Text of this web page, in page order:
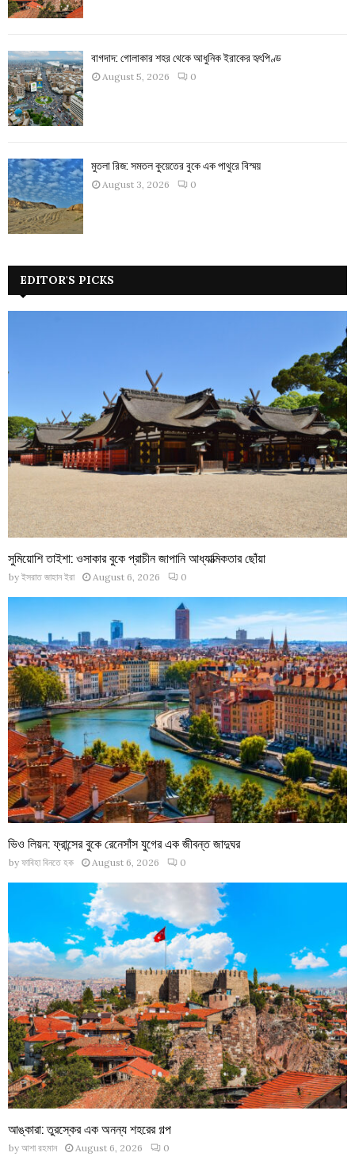
বাগদাদ: গোলাকার শহর থেকে আধুনিক ইরাকের হৃৎপিণ্ড
August 5, 2026 0
মুতলা রিজ: সমতল কুয়েতের বুকে এক পাথুরে বিস্ময়
August 3, 2026 0
EDITOR'S PICKS
সুমিয়োশি তাইশা: ওসাকার বুকে প্রাচীন জাপানি আধ্যাত্মিকতার ছোঁয়া
by ইসরাত জাহান ইরা August 6, 2026 0
ভিও লিয়ন: ফ্রান্সের বুকে রেনেসাঁস যুগের এক জীবন্ত জাদুঘর
by ফাবিহা বিনতে হক August 6, 2026 0
আঙ্কারা: তুরস্কের এক অনন্য শহরের গল্প
by আশা রহমান August 6, 2026 0